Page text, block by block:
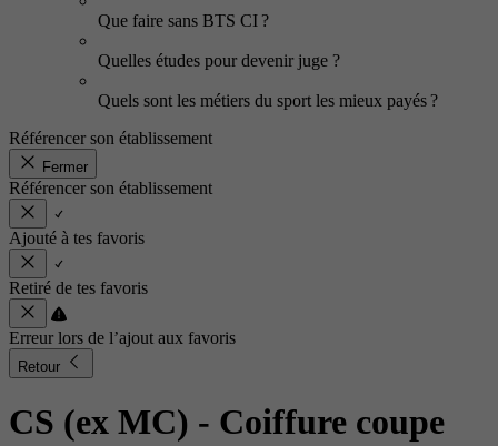
Que faire sans BTS CI ?
Quelles études pour devenir juge ?
Quels sont les métiers du sport les mieux payés ?
Référencer son établissement
Fermer
Référencer son établissement
Ajouté à tes favoris
Retiré de tes favoris
Erreur lors de l’ajout aux favoris
Retour
CS (ex MC) - Coiffure coupe